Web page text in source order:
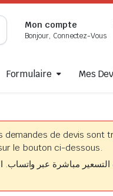
Mon compte
Bonjour, Connectez-Vous
Formulaire Mes
demandes de devis sont
le bouton ci-dessous.
التسعير مباشرة عبر واتساب.